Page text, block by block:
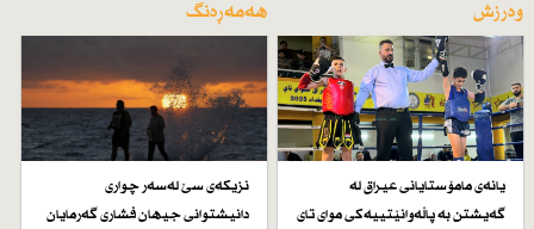
وەرزش
یانەی مامۆستایانی عیراق لە
گەیشتن بە پاڵەوانێتییەكی موای تای
هەمەڕەنگ
نزیكەی سێ لەسەر چواری
دانیشتوانی جیهان فشاری گەرمایان